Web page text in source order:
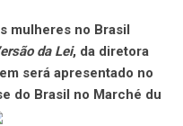
mulheres no Brasil
da Lei, da diretora
será apresentado no
do Brasil no Marché du